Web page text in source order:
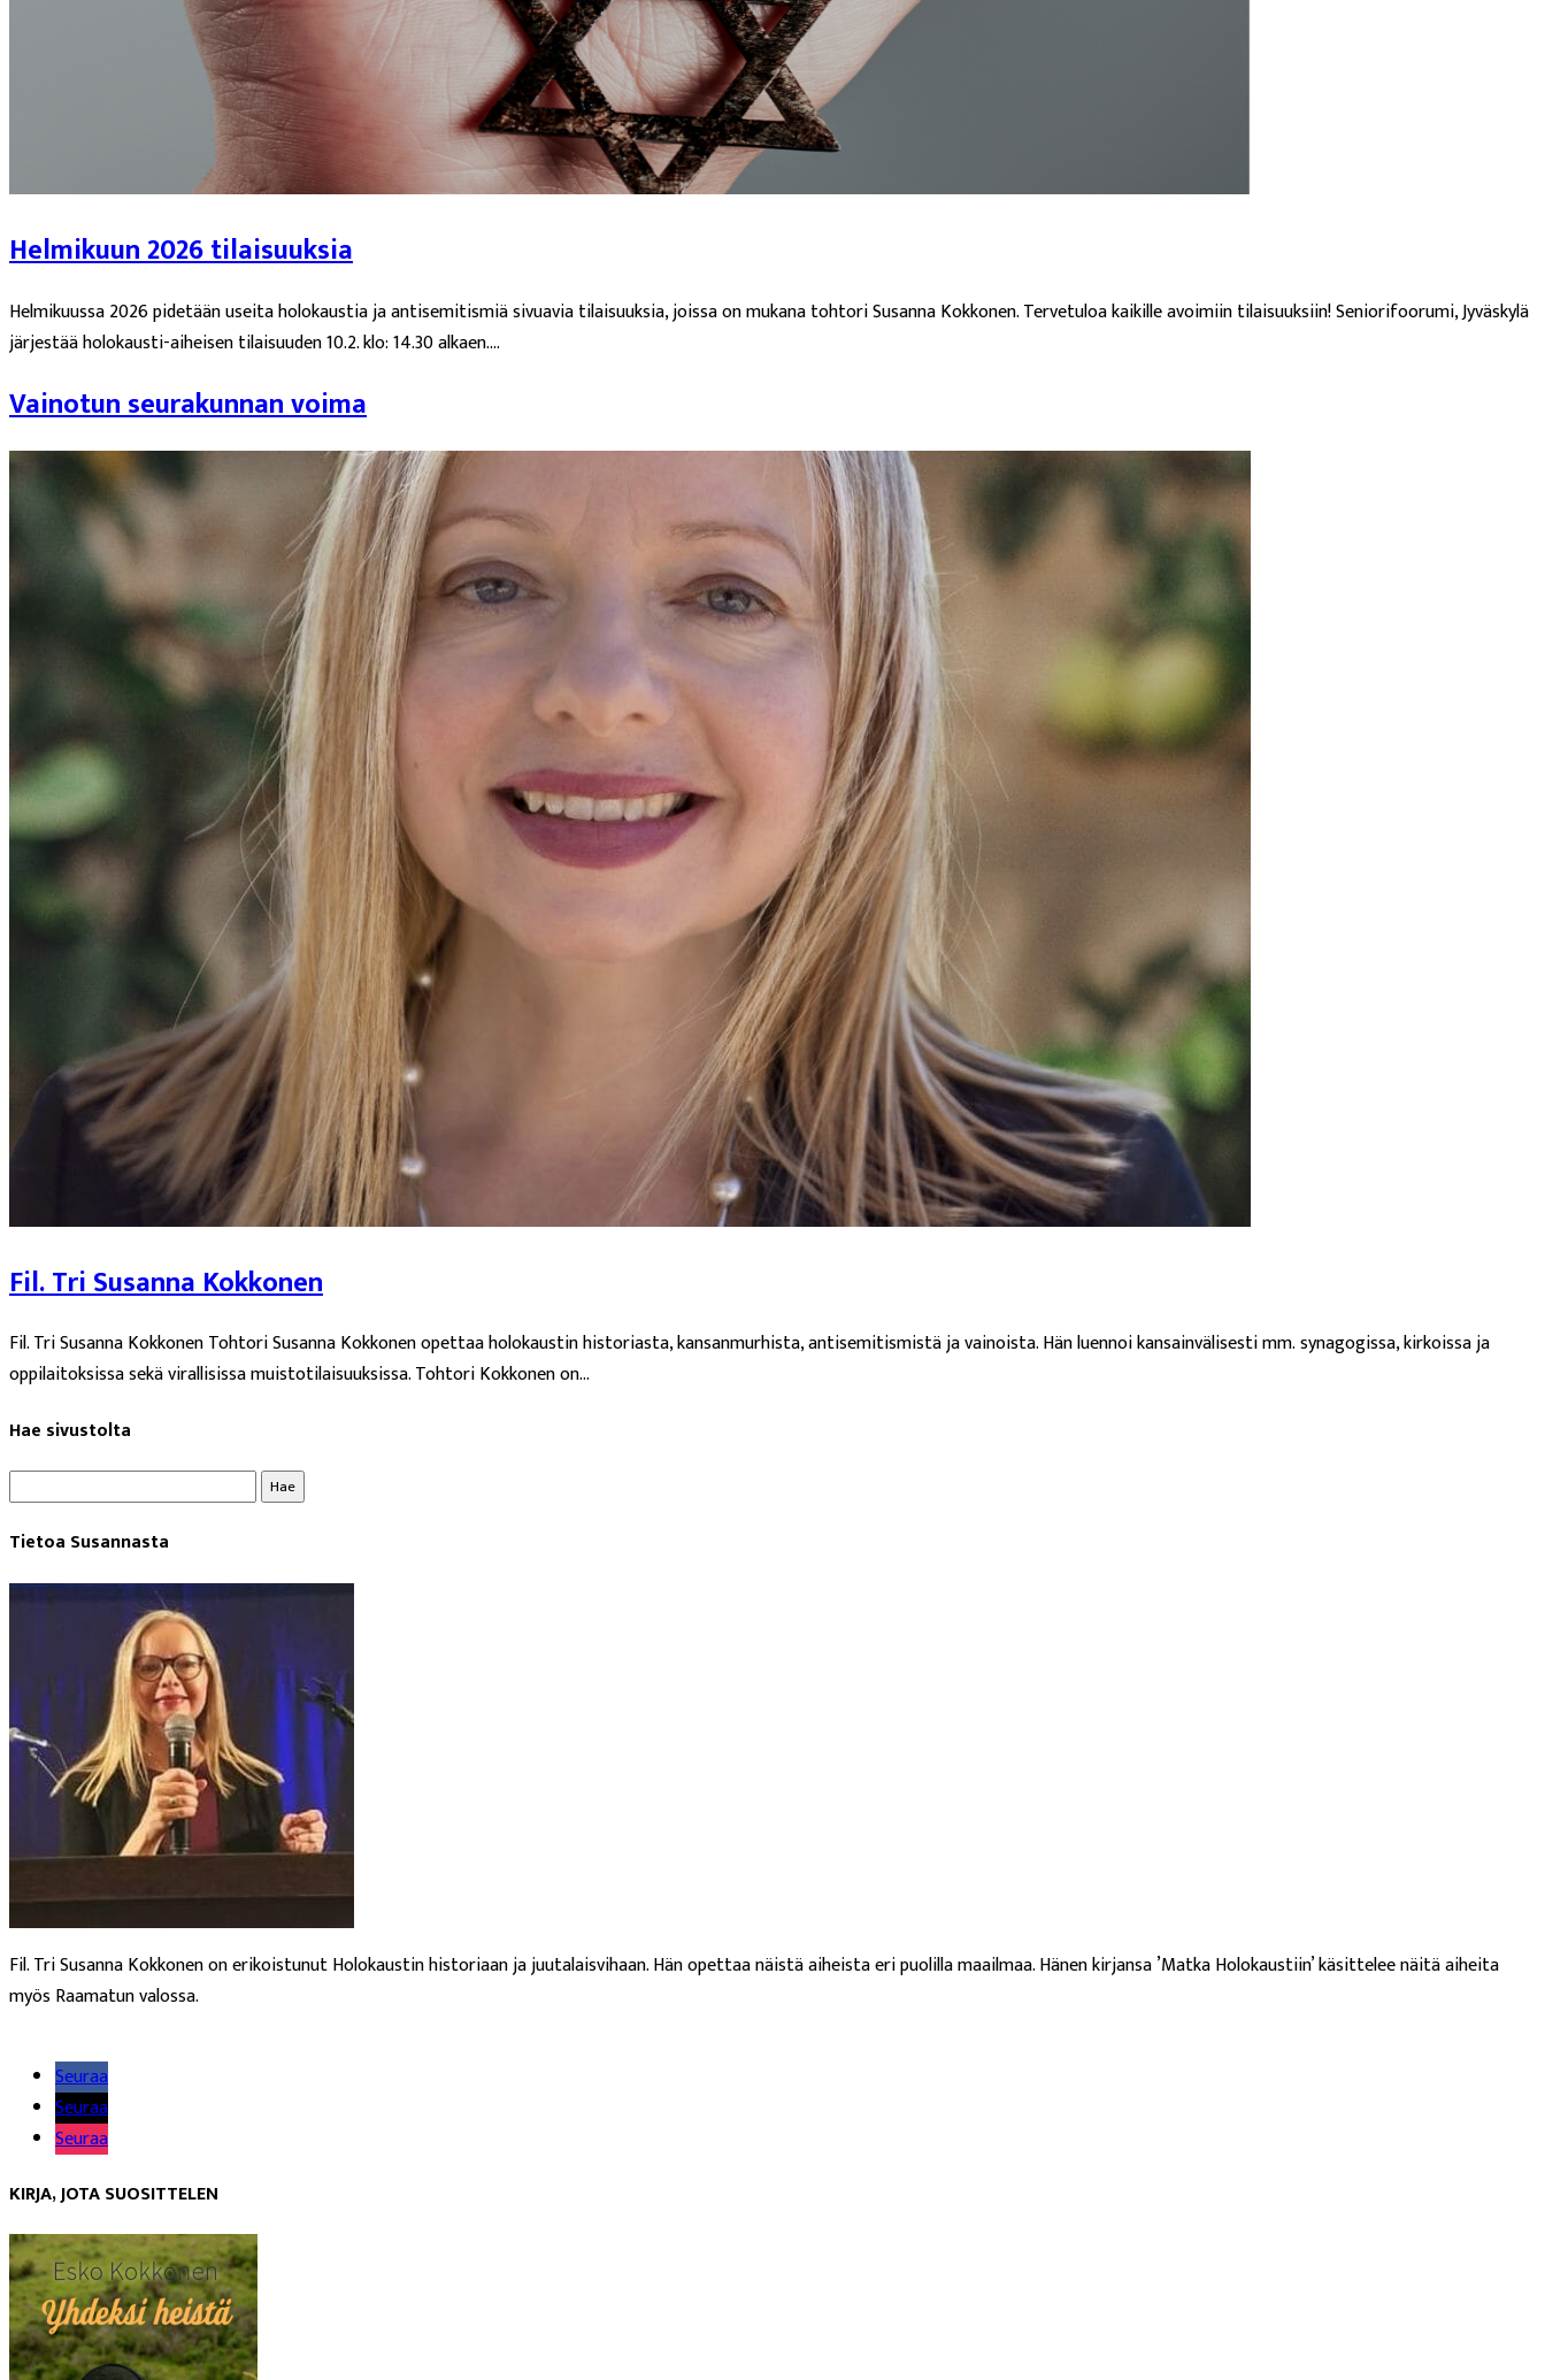
Helmikuun 2026 tilaisuuksia
Helmikuussa 2026 pidetään useita holokaustia ja antisemitismiä sivuavia tilaisuuksia, joissa on mukana tohtori Susanna Kokkonen. Tervetuloa kaikille avoimiin tilaisuuksiin! Seniorifoorumi, Jyväskylä
järjestää holokausti-aiheisen tilaisuuden 10.2. klo: 14.30 alkaen....
Vainotun seurakunnan voima
Fil. Tri Susanna Kokkonen
Fil. Tri Susanna Kokkonen Tohtori Susanna Kokkonen opettaa holokaustin historiasta, kansanmurhista, antisemitismistä ja vainoista. Hän luennoi kansainvälisesti mm. synagogissa, kirkoissa ja
oppilaitoksissa sekä virallisissa muistotilaisuuksissa. Tohtori Kokkonen on...
Hae sivustolta
Tietoa Susannasta
Fil. Tri Susanna Kokkonen on erikoistunut Holokaustin historiaan ja juutalaisvihaan. Hän opettaa näistä aiheista eri puolilla maailmaa. Hänen kirjansa ’Matka Holokaustiin’ käsittelee näitä aiheita
myös Raamatun valossa.
Seuraa
Seuraa
Seuraa
KIRJA, JOTA SUOSITTELEN